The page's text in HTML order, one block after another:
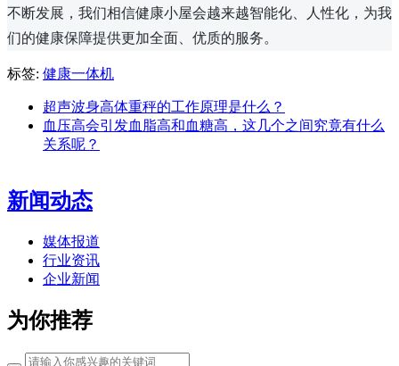
不断发展，我们相信健康小屋会越来越智能化、人性化，为我
们的健康保障提供更加全面、优质的服务。
标签: 健康一体机
超声波身高体重秤的工作原理是什么？
血压高会引发血脂高和血糖高，这几个之间究竟有什么
关系呢？
新闻动态
媒体报道
行业资讯
企业新闻
为你推荐